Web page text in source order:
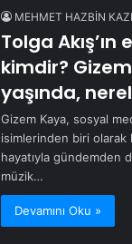
MEHMET HAZBİN
Tolga
kimdir?
yaşında,
Gizem Kaya, sosyal
isimlerinden biri olarak
hayatıyla gündemden
müzik…
Devamını Oku »